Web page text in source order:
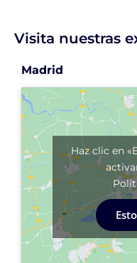
Visita nuestras
Madrid
Haz clic en